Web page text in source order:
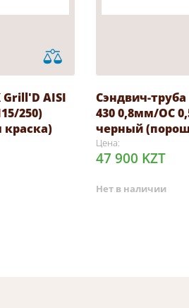
AISI
250)
краска)
Сэндвич-труба
430 0,8мм/ОС
черный
Цена:
47 900 KZT
Нет в наличии